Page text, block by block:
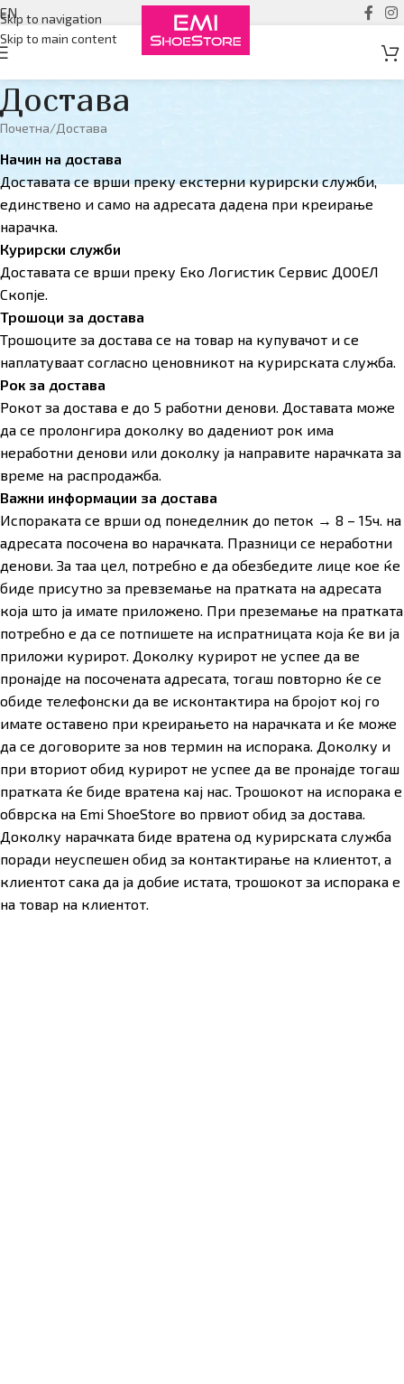
Skip to navigation
Skip to main content
EN
Достава
Почетна Достава
Начин на достава
Доставата се врши преку екстерни курирски служби,
единствено и само на адресата дадена при креирање
нарачка.
Курирски служби
Доставата се врши преку Еко Логистик Сервис ДООЕЛ
Скопје.
Трошоци за достава
Трошоците за достава се на товар на купувачот и се
наплатуваат согласно ценовникот на курирската служба.
Рок за достава
Рокот за достава е до 5 работни денови. Доставата може
да се пролонгира доколку во дадениот рок има
неработни денови или доколку ја направите нарачката за
време на распродажба.
Важни информации за достава
Испораката се врши од понеделник до петок → 8 – 15ч. на
адресата посочена во нарачката. Празници се неработни
денови. За таа цел, потребно е да обезбедите лице кое ќе
биде присутно за превземање на пратката на адресата
која што ја имате приложено. При преземање на пратката
потребно е да се потпишете на испратницата која ќе ви ја
приложи курирот. Доколку курирот не успее да ве
пронајде на посочената адресата, тогаш повторно ќе се
обиде телефонски да ве исконтактира на бројот кој го
имате оставено при креирањето на нарачката и ќе може
да се договорите за нов термин на испорака. Доколку и
при вториот обид курирот не успее да ве пронајде тогаш
пратката ќе биде вратена кај нас. Трошокот на испорака е
обврска на Emi ShoeStore во првиот обид за достава.
Доколку нарачката биде вратена од курирската служба
поради неуспешен обид за контактирање на клиентот, а
клиентот сака да ја добие истата, трошокот за испорака е
на товар на клиентот.